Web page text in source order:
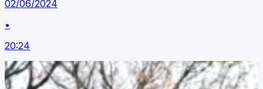
02/06/2024
•
20:24